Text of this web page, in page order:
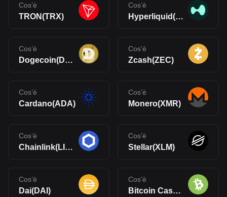
Cos’è
TRON(TRX)
Cos’è
Hyperliquid(HYPE)
Cos’è
Dogecoin(DOGE)
Cos’è
Zcash(ZEC)
Cos’è
Cardano(ADA)
Cos’è
Monero(XMR)
Cos’è
Chainlink(LINK)
Cos’è
Stellar(XLM)
Cos’è
Dai(DAI)
Cos’è
Bitcoin Cash(BCH)